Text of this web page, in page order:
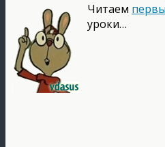
Читаем
уроки…